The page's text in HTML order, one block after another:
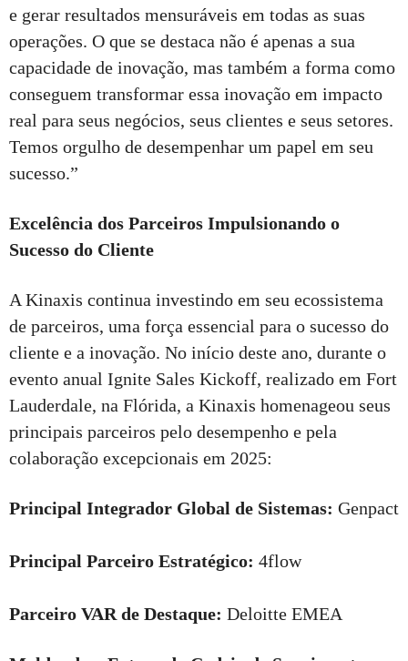
e gerar resultados mensuráveis em todas as suas
operações. O que se destaca não é apenas a sua
capacidade de inovação, mas também a forma como
conseguem transformar essa inovação em impacto
real para seus negócios, seus clientes e seus setores.
Temos orgulho de desempenhar um papel em seu
sucesso.”
Excelência dos Parceiros Impulsionando o
Sucesso do Cliente
A Kinaxis continua investindo em seu ecossistema
de parceiros, uma força essencial para o sucesso do
cliente e a inovação. No início deste ano, durante o
evento anual Ignite Sales Kickoff, realizado em Fort
Lauderdale, na Flórida, a Kinaxis homenageou seus
principais parceiros pelo desempenho e pela
colaboração excepcionais em 2025:
Principal Integrador Global de Sistemas: Genpact
Principal Parceiro Estratégico: 4flow
Parceiro VAR de Destaque: Deloitte EMEA